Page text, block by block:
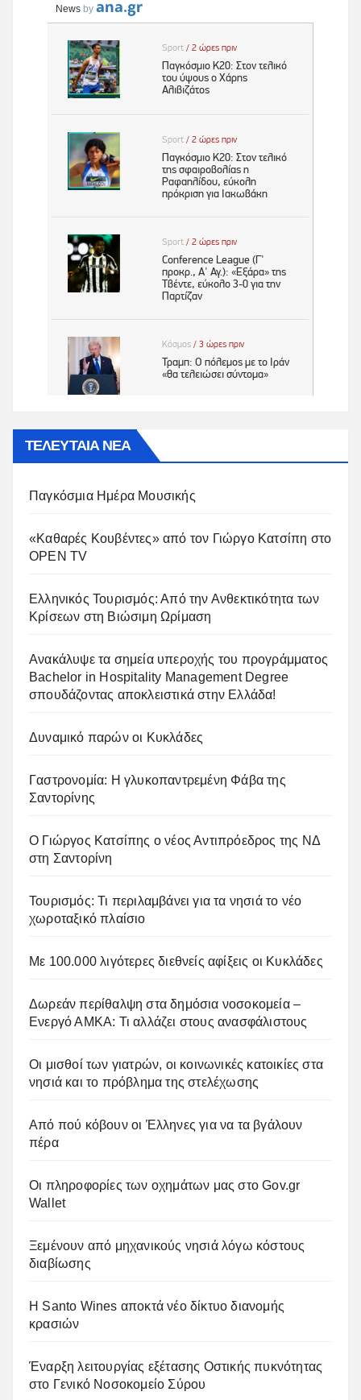
ΤΕΛΕΥΤΑΙΑ ΝΕΑ
Παγκόσμια Ημέρα Μουσικής
«Καθαρές Κουβέντες» από τον Γιώργο Κατσίπη στο
OPEN TV
Ελληνικός Τουρισμός: Από την Ανθεκτικότητα των
Κρίσεων στη Βιώσιμη Ωρίμαση
Ανακάλυψε τα σημεία υπεροχής του προγράμματος
Bachelor in Hospitality Management Degree
σπουδάζοντας αποκλειστικά στην Ελλάδα!
Δυναμικό παρών οι Κυκλάδες
Γαστρονομία: Η γλυκοπαντρεμένη Φάβα της
Σαντορίνης
Ο Γιώργος Κατσίπης ο νέος Αντιπρόεδρος της ΝΔ
στη Σαντορίνη
Τουρισμός: Τι περιλαμβάνει για τα νησιά το νέο
χωροταξικό πλαίσιο
Με 100.000 λιγότερες διεθνείς αφίξεις οι Κυκλάδες
Δωρεάν περίθαλψη στα δημόσια νοσοκομεία –
Ενεργό ΑΜΚΑ: Τι αλλάζει στους ανασφάλιστους
Οι μισθοί των γιατρών, οι κοινωνικές κατοικίες στα
νησιά και το πρόβλημα της στελέχωσης
Από πού κόβουν οι Έλληνες για να τα βγάλουν
πέρα
Οι πληροφορίες των οχημάτων μας στο Gov.gr
Wallet
Ξεμένουν από μηχανικούς νησιά λόγω κόστους
διαβίωσης
Η Santo Wines αποκτά νέο δίκτυο διανομής
κρασιών
Έναρξη λειτουργίας εξέτασης Οστικής πυκνότητας
στο Γενικό Νοσοκομείο Σύρου